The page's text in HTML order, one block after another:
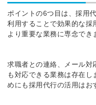
ポイントの6つ目は、採用
利用することで効果的な採
より重要な業務に専念でき
求職者との連絡、メール対
も対応できる業務は存在し
めにも採用代行の活用はお